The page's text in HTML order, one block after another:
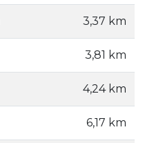
3,37 km
3,81 km
4,24 km
6,17 km